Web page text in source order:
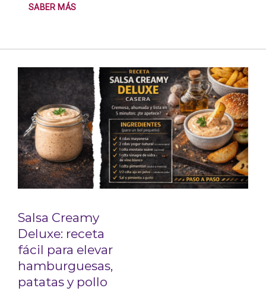
SABER MÁS
Salsa Creamy
Deluxe: receta
fácil para elevar
hamburguesas,
patatas y pollo